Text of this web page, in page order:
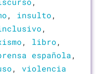
, insulto,
,
, libro,
española,
, violencia